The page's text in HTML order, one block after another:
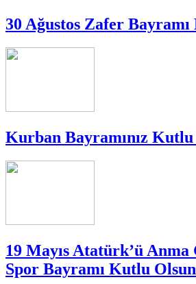
30 Ağustos Zafer
Kurban Bayramınız
19 Mayıs Atatürk’ü Anma
Spor Bayramı Kutlu Olsun